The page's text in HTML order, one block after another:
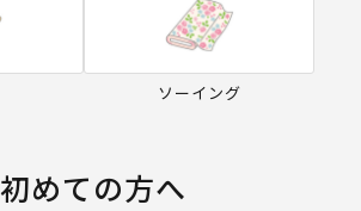
ソーイング
初めての方へ